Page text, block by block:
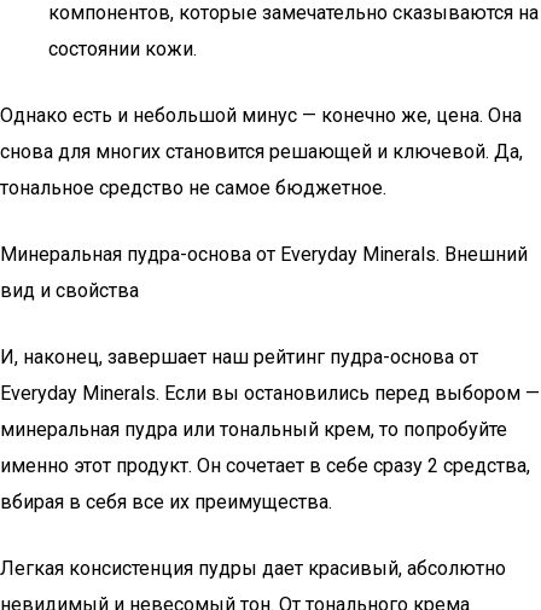
компонентов, которые замечательно сказываются на
состоянии кожи.
Однако есть и небольшой минус — конечно же, цена. Она
снова для многих становится решающей и ключевой. Да,
тональное средство не самое бюджетное.
Минеральная пудра-основа от Everyday Minerals. Внешний
вид и свойства
И, наконец, завершает наш рейтинг пудра-основа от
Everyday Minerals. Если вы остановились перед выбором —
минеральная пудра или тональный крем, то попробуйте
именно этот продукт. Он сочетает в себе сразу 2 средства,
вбирая в себя все их преимущества.
Легкая консистенция пудры дает красивый, абсолютно
невидимый и невесомый тон. От тонального крема